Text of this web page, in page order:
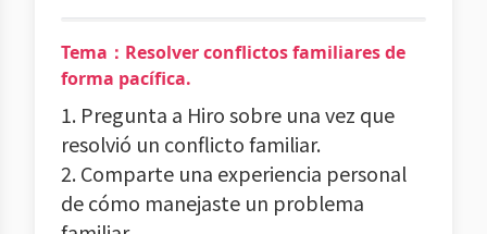
Tema：Resolver conflictos familiares de
forma pacífica.
1. Pregunta a Hiro sobre una vez que
resolvió un conflicto familiar.
2. Comparte una experiencia personal
de cómo manejaste un problema